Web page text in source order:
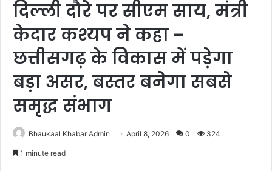
दिल्ली दौरे पर सीएम साय, मंत्री
केदार कश्यप ने कहा –
छत्तीसगढ़ के विकास में पड़ेगा
बड़ा असर, बस्तर बनेगा सबसे
समृद्ध संभाग
Bhaukaal Khabar Admin April 8, 2026 0 324
1 minute read